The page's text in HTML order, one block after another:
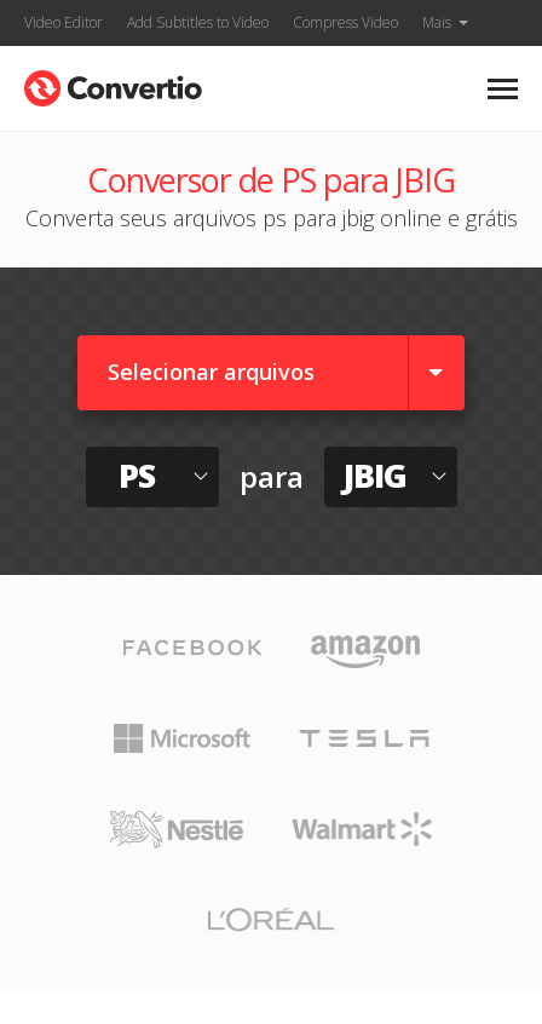
Video Editor Add Subtitles to Video Compress Video Mais
Conversor de PS para JBIG
Converta seus arquivos ps para jbig online e grátis
Selecionar arquivos
PS para JBIG